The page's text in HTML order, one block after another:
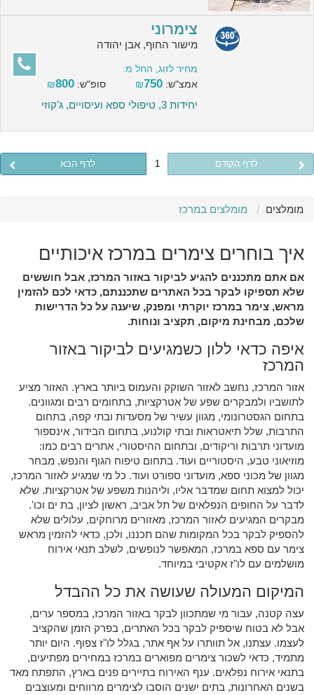
צימרוני
מישור החוף, אבן יהודה
מחיר לזוג, החל מ:
אמצ"ש:
₪750 סופ"ש: ₪800
יחידות 3, טיפולי ספא ועיסויים, ג'קוזי
לדף הקודם 1 לדף הבא
מומלצים מומלצים במרכז
איך בוחרים צימרים במרכז איכותיים
אם אתם מתכננים להגיע לביקור באזור המרכז, אבל חוששים
שלא תספיקו לבקר בכל האתרים שתכננתם, כדאי לכם להזמין
מראש, צימר במרכז יוקרתי ומפנק, שיענה על כל הדרישות
שלכם, מבחינת מיקום, תקציב ונוחות.
איפה כדאי ללון כשמגיעים לביקור באזור
המרכז
אזור המרכז, נחשב לאזור השוקק והעמוס ביותר בארץ. האזור מציע
לתושביו ולמבקרים שפע של אטרקציות, בתחומים רבים ומגוונים.
בתחום הגסטרונומי, מגוון עשיר של מסעדות ובתי קפה, בתחום
התרבות, שלל תיאטראות ובתי קולנוע, בתחום הבידור, אינספור
מועדוני תרבות וריקודים, ובתחום ההיסטורי, אתרים רבים כמו:
מוזיאוני טבע, היסטוריים ועוד. בתחום טיפוח הגוף והנפש, מבחר
מגוון של מכוני ספא, מועדוני ספורט ועוד. כל מי שמגיע לאזור המרכז,
יכול למצוא תחום שמדבר אליו, וליהנות משפע של אטרקציות. שלא
לדבר על החופים הנפלאים של תל אביב, ראשון לציון, בת ים וכו'.
מבקרים המגיעים לאזור המרכז, מאזורים מרוחקים, עלולים שלא
להספיק לבקר בכל המקומות שהם תכננו, ולכן, כדאי להזמין מראש
צימר עם ספא במרכז, המאפשר לנופשים, לשלב תנאי אירוח
מושלמים עם לו"ז אקטיבי במיוחד.
המיקום המעולה שעושה את כל ההבדל
עצה קטנה, עבור מי שמתכוון לבקר באזור המרכז, במספר ערים,
אבל לא בטוח שיספיק לבקר בכל האתרים, בפרק הזמן שהקציב
לעצמו. עצתנו, אל תוותרו על אף אתר, בגלל לו"ז צפוף. היום יותר
מתמיד, כדאי לשכור צימרים מפוארים במרכז במחירים מפתיעים,
בתנאי אירוח נפלאים. ענף האירוח בתיירים פנים בארץ, התפתח מאד
בשנים האחרונות, בתים ישנים הוסבו לצימרים מרווחים ומעוצבים